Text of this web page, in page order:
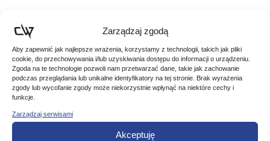
Zarządzaj zgodą
Aby zapewnić jak najlepsze wrażenia, korzystamy z technologii, takich jak pliki
cookie, do przechowywania i/lub uzyskiwania dostępu do informacji o urządzeniu.
Zgoda na te technologie pozwoli nam przetwarzać dane, takie jak zachowanie
podczas przeglądania lub unikalne identyfikatory na tej stronie. Brak wyrażenia
zgody lub wycofanie zgody może niekorzystnie wpłynąć na niektóre cechy i
funkcje.
Zarządzaj serwisami
Akceptuję
Promocja!